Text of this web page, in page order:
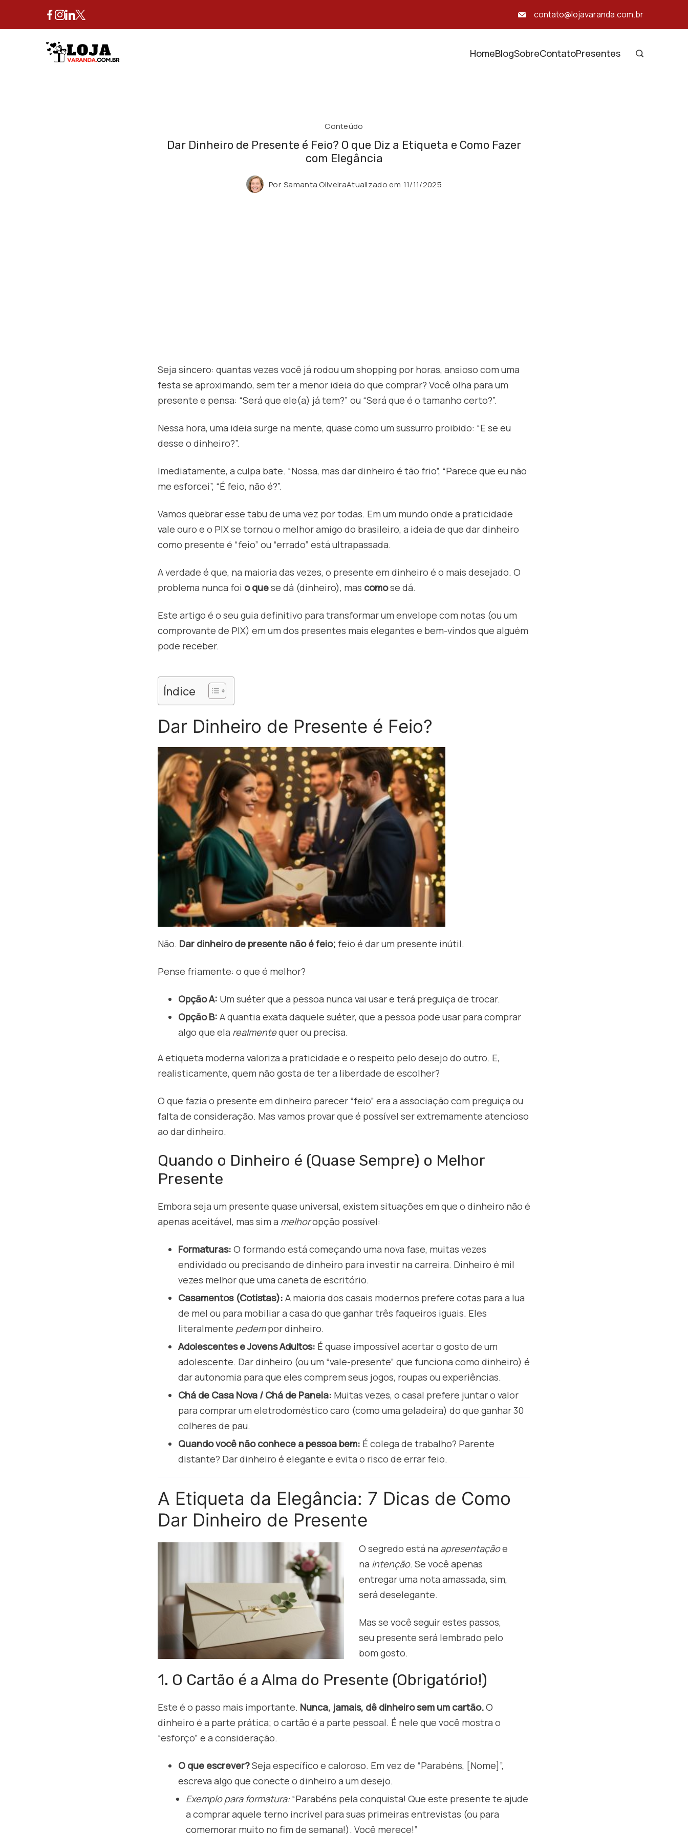
contato@lojavaranda.com.br
HomeBlogSobreContatoPresentes
Conteúdo
Dar Dinheiro de Presente é Feio? O que Diz a Etiqueta e Como Fazer
com Elegância
Por Samanta OliveiraAtualizado em 11/11/2025
Seja sincero: quantas vezes você já rodou um shopping por horas, ansioso com uma
festa se aproximando, sem ter a menor ideia do que comprar? Você olha para um
presente e pensa: “Será que ele(a) já tem?” ou “Será que é o tamanho certo?”.
Nessa hora, uma ideia surge na mente, quase como um sussurro proibido: “E se eu
desse o dinheiro?”.
Imediatamente, a culpa bate. “Nossa, mas dar dinheiro é tão frio”, “Parece que eu não
me esforcei”, “É feio, não é?”.
Vamos quebrar esse tabu de uma vez por todas. Em um mundo onde a praticidade
vale ouro e o PIX se tornou o melhor amigo do brasileiro, a ideia de que dar dinheiro
como presente é “feio” ou “errado” está ultrapassada.
A verdade é que, na maioria das vezes, o presente em dinheiro é o mais desejado. O
problema nunca foi o quese dá (dinheiro), mas comose dá.
Este artigo é o seu guia definitivo para transformar um envelope com notas (ou um
comprovante de PIX) em um dos presentes mais elegantes e bem-vindos que alguém
pode receber.
Índice
Dar Dinheiro de Presente é Feio?
Não. Dar dinheiro de presente não é feio; feio é dar um presente inútil.
Pense friamente: o que é melhor?
Opção A: Um suéter que a pessoa nunca vai usar e terá preguiça de trocar.
Opção B: A quantia exata daquele suéter, que a pessoa pode usar para comprar
algo que ela realmentequer ou precisa.
A etiqueta moderna valoriza a praticidade e o respeito pelo desejo do outro. E,
realisticamente, quem não gosta de ter a liberdade de escolher?
O que fazia o presente em dinheiro parecer “feio” era a associação com preguiça ou
falta de consideração. Mas vamos provar que é possível ser extremamente atencioso
ao dar dinheiro.
Quando o Dinheiro é (Quase Sempre) o Melhor
Presente
Embora seja um presente quase universal, existem situações em que o dinheiro não é
apenas aceitável, mas sim a melhoropção possível:
Formaturas: O formando está começando uma nova fase, muitas vezes
endividado ou precisando de dinheiro para investir na carreira. Dinheiro é mil
vezes melhor que uma caneta de escritório.
Casamentos (Cotistas): A maioria dos casais modernos prefere cotas para a lua
de mel ou para mobiliar a casa do que ganhar três faqueiros iguais. Eles
literalmente pedempor dinheiro.
Adolescentes e Jovens Adultos: É quase impossível acertar o gosto de um
adolescente. Dar dinheiro (ou um “vale-presente” que funciona como dinheiro) é
dar autonomia para que eles comprem seus jogos, roupas ou experiências.
Chá de Casa Nova / Chá de Panela: Muitas vezes, o casal prefere juntar o valor
para comprar um eletrodoméstico caro (como uma geladeira) do que ganhar 30
colheres de pau.
Quando você não conhece a pessoa bem: É colega de trabalho? Parente
distante? Dar dinheiro é elegante e evita o risco de errar feio.
A Etiqueta da Elegância: 7 Dicas de Como
Dar Dinheiro de Presente
O segredo está na apresentaçãoe
na intenção. Se você apenas
entregar uma nota amassada, sim,
será deselegante.
Mas se você seguir estes passos,
seu presente será lembrado pelo
bom gosto.
1. O Cartão é a Alma do Presente (Obrigatório!)
Este é o passo mais importante. Nunca, jamais, dê dinheiro sem um cartão.O
dinheiro é a parte prática; o cartão é a parte pessoal. É nele que você mostra o
“esforço” e a consideração.
O que escrever?Seja específico e caloroso. Em vez de “Parabéns, [Nome]”,
escreva algo que conecte o dinheiro a um desejo.
Exemplo para formatura:“Parabéns pela conquista! Que este presente te ajude
a comprar aquele terno incrível para suas primeiras entrevistas (ou para
comemorar muito no fim de semana!). Você merece!”